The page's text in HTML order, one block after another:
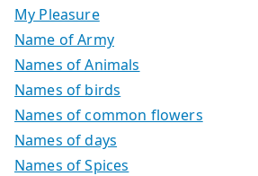
My Pleasure
Name of Army
Names of Animals
Names of birds
Names of common flowers
Names of days
Names of Spices